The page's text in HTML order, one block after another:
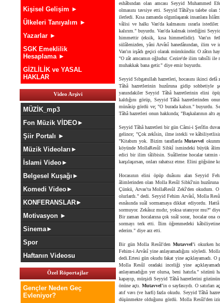
Kişisel Gelişim ►
Ülkeleri Tanıyalım ►
Yazarlar ►
SGK Emeklilik
Hesaplama ►
GİZLİLİK ve YASAL
HAKLAR
Video Arşivi
MÜZİK_mp3
Fon Müzik VİDEO►
Şiir Portalı ►
Müzik Videoları►
İslami Video►
Belgesel Kuşağı►
Komedi Video►
KONFERANSLAR►
Motivasyon ►
Sinema►
Spor
Haftanın Videosu
Özel Röportajlar
Gençler Neden Geç
Evleniyor?
eshâbından olan amcası Seyyid Muhammed
olmasını tavsiye etti. Seyyid Tâhâ'ya talebe
ilerledi. Kısa zamanda olgunlaşarak insanlara
vâlisi ve halkı Van'da kalmasını ısrarla
kalırım." buyurdu. Van'da kalmak istediğini
himmettir (eksik, kısa himmetlidir). Van'ın
sülâlenizden, yâni Arvâsî hanedânından, ilim ve
Van'ın irşâdı geçici olarak mümkündür. O zâtın
"O zât amcamın oğludur. Cezire'de ilim tahsîli
muhakkak bana getir." diye emir buyurdu.
Seyyid Sıbgatullah hazretleri, hocasını ikinci
Tâhâ hazretlerinin huzûruna gidip sohbetiyle
yanındakiler Seyyid Tâhâ hazretlerinin elini
kaldığını görüp, Seyyid Tâhâ hazretlerinden
münâsip gördü ve; "O burada kalsın." buyurdu.
Tâhâ hazretleri onun hakkında; "Başkalarının
Seyyid Tâhâ hazretleri bir gün Câmi-i Şerîfin
gelince; "Çok zekîsin, ilme istekli ve
"Kitabım yok. Bizim taraflardaMutavvel
köyünde MollaResûl Sibkî ismindeki büyük
edici bir ilim tâlibisin. Suâllerine hocalar tatmin
karşılaşırsan, onları rahatsız etme. Elini
Hocasının elini öpüp duâsını alan Seyyid
âlimlerinden olan Molla Resûl Sibkî'nin huzûruna
Çünkü, Arvas'ta MollaResûl Zekî'den okudum.
olurlardı." dedi. Seyyid Fehim Arvâsî, Molla
esnâsında suâl sormamaya dikkat ediyordu.
sormuyor. Zekâsız mıdır, yoksa utanıyor mu?"
Bir zaman hocalarına çok suâl sorar, hocalar ona
sormayı terk etti. İlim öğrenmedeki
ederim." diye arz etti.
Bir gün Molla Resûl'den Mutavvel'i okurken
Fehim-i Arvâsî yine anlayamadığını söyledi.
dedi.Ertesi gün okudu fakat yine açıklayamadı.
Molla Resûl oradaki inceliği yine
anlayamadığın yer olursa, beni hatırla."
kapayıp, mürşidi Seyyid Tâhâ hazretlerini
önüne açtı.Mutavvel'in o sayfasıydı. O satırları
atıf vavı (ve harfi) fazla okudu. Seyyid Tâhâ
düşünmekte olduğunu gördü. Molla Resûl'den